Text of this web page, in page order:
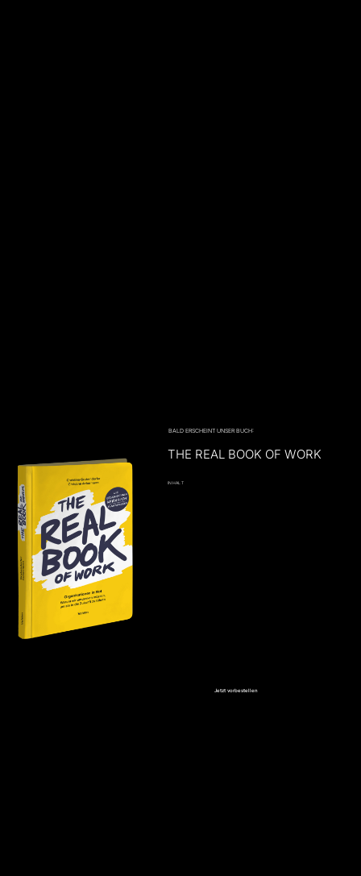
BALD ERSCHEINT UNSER BUCH:
THE REAL BOOK OF WORK
INHALT
Jetzt vorbestellen